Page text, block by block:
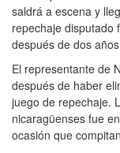
saldrá a escena y
repechaje disputado
después de dos
El representante de
después de haber
juego de repechaje.
nicaragüenses fue
ocasión que